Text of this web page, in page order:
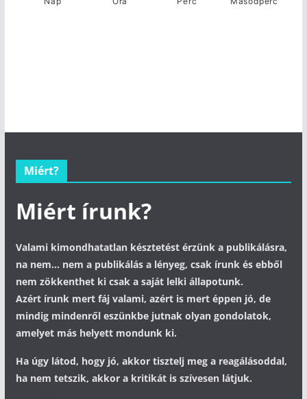
Miért?
Miért írunk?
Valami kimondhatatlan késztetést érzünk a publikálásra,
na nem... nem a publikálás a lényeg, csak írunk és ebből
nem zökkenthet ki csak a saját lelki állapotunk.
Azért írunk mert fáj valami, azért is mert éppen jó, de
mindig mindenről eszünkbe jutnak olyan gondolatok,
amelyet más helyett mondunk ki.
Ha úgy látod, hogy jó, akkor tisztelj meg a reagálásoddal,
ha nem tetszik, akkor a kritikát is szívesen látjuk.